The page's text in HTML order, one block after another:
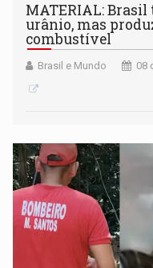
MATERIAL:
urânio, mas
combustível
Brasil e Mundo 08